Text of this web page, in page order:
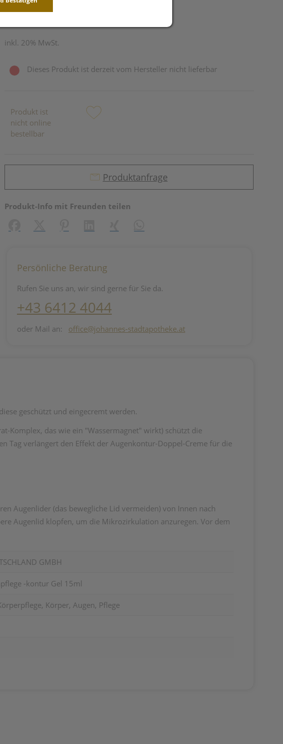
inkl. 20% MwSt.
Dieses Produkt ist derzeit vom Hersteller nicht lieferbar
Produkt ist
nicht online
bestellbar
Produktanfrage
Produkt-Info mit Freunden teilen
Persönliche Beratung
Rufen Sie uns an, wir sind gerne für Sie da.
+43 6412 4044
oder Mail an: office@johannes-stadtapotheke.at
geschützt und eingecremt werden.
Komplex, das wie ein "Wassermagnet" wirkt) schützt die
Tag verlängert den Effekt der Augenkontur-Doppel-Creme für die
Augenlider (das bewegliche Lid vermeiden) von Innen nach
Augenlid klopfen, um die Mikrozirkulation anzuregen. Vor dem
GMBH
-kontur Gel 15ml
Körper, Augen, Pflege